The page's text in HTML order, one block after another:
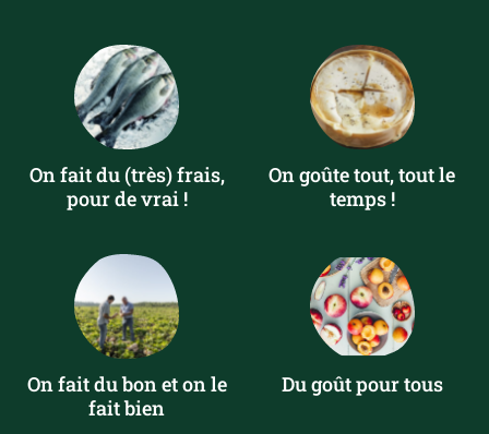
On fait du (très) frais,
pour de vrai !
On goûte tout, tout le
temps !
On fait du bon et on le
fait bien
Du goût pour tous